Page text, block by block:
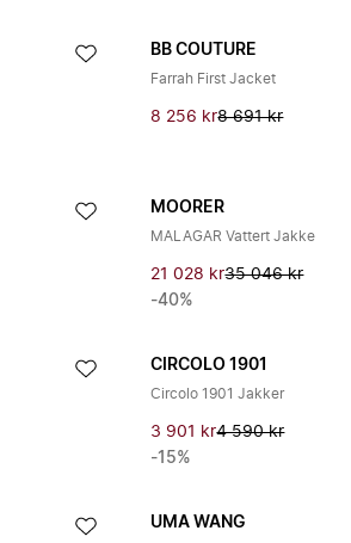
BB COUTURE
Farrah First Jacket
8 256 kr8 691 kr
MOORER
MALAGAR Vattert Jakke
21 028 kr35 046 kr
-40%
CIRCOLO 1901
Circolo 1901 Jakker
3 901 kr4 590 kr
-15%
UMA WANG